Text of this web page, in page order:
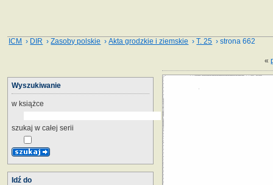
ICM › DIR ›Zasoby polskie ›Akta grodzkie i ziemskie ›T. 25 › strona 662
«
Wyszukiwanie
w książce
szukaj w całej serii
Idź do